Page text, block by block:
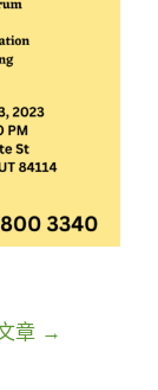
章 →